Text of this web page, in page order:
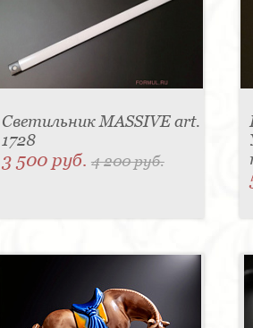
Светильник MASSIVE art.
1728
3 500 руб. 4 200 руб.